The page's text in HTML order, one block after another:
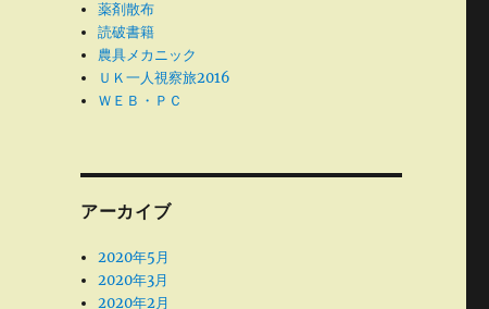
薬剤散布
読破書籍
農具メカニック
ＵＫ一人視察旅2016
ＷＥＢ・ＰＣ
アーカイブ
2020年5月
2020年3月
2020年2月